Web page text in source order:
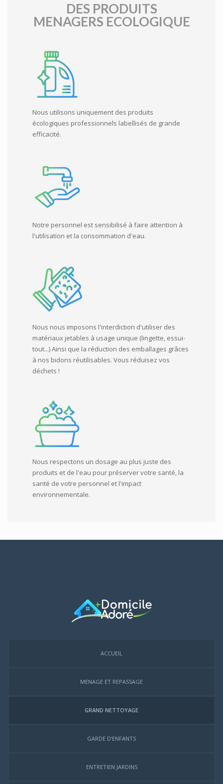
DES PRODUITS
MENAGERS ECOLOGIQUE
Nous utilisons uniquement des produits
écologiques professionnels labellisés de grande
efficacité.
Notre personnel est sensibilisé à faire attention à
l'utilisation et la consommation d'eau.
Nous nous imposons l'interdiction d'utiliser des
matériaux jetables à usage unique (lingette, essui-
tout...) Ainsi que la réduction des emballages grâces
à nos bidons réutilisables. Vous réduisez vos
déchets !
Nous respectons un dosage au plus juste des
produits et de l'eau pour préserver votre santé, la
santé de votre personnel et l'impact
environnementale.
ACCUEIL
MENAGE ET REPASSAGE
GRAND NETTOYAGE
GARDE D’ENFANTS
ENTRETIEN JARDINS